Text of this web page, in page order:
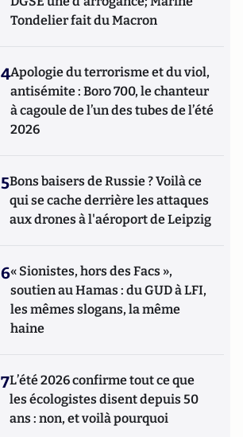
Tondelier fait du Macron
4Apologie du terrorisme et du viol,
antisémite : Boro 700, le chanteur
à cagoule de l’un des tubes de l’été
2026
5Bons baisers de Russie ? Voilà ce
qui se cache derrière les attaques
aux drones à l'aéroport de Leipzig
6« Sionistes, hors des Facs »,
soutien au Hamas : du GUD à LFI,
les mêmes slogans, la même
haine
7L’été 2026 confirme tout ce que
les écologistes disent depuis 50
ans : non, et voilà pourquoi